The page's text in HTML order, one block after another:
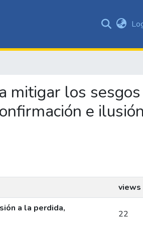
mitigar los sesgos
e
views
a la perdida,
22